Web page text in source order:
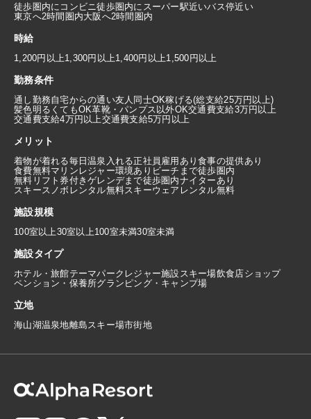
徒歩圏内にコンビニ徒歩圏内にスーパー駅近いバス停近い
東京へ2時間圏内大阪へ2時間圏内
時給
1,200円以上1,300円以上1,400円以上1,500円以上
勤務条件
通し勤務自宅からの通い友人同士OK稼げる(総支給25万円以上)
髪色明るくてもOK革靴・パンプス以外OK交通費支給3万円以上
交通費支給4万円以上交通費支給5万円以上
メリット
着物が着れる毎日温泉入れる正社員雇用あり食事の提供あり
食費無料マリンレジャー環境あり ビーチまで徒歩圏内
無料リフト券付きゲレンデまで徒歩圏内ナイターあり
スキースノボレンタル無料スキーウェアレンタル無料
施設規模
100室以上30室以上100室未満30室未満
施設タイプ
ホテル・旅館テーマパーク レジャー施設 スキー場飲食店ショップ
ペンション・保養所グランピング・キャンプ場
立地
海山湖温泉地離島 スキー場市街地